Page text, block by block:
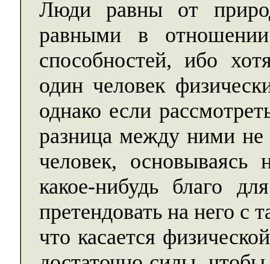
Люди равны от
равными в
способностей, ибо
один человек
однако если
разница между ними не
человек,
какое-нибудь благо
претендовать на него
что касается